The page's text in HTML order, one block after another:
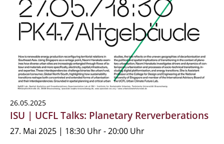
26.05.2025
ISU | UCFL Talks: Planetary Rerverberations
27. Mai 2025 | 18:30 Uhr - 20:00 Uhr